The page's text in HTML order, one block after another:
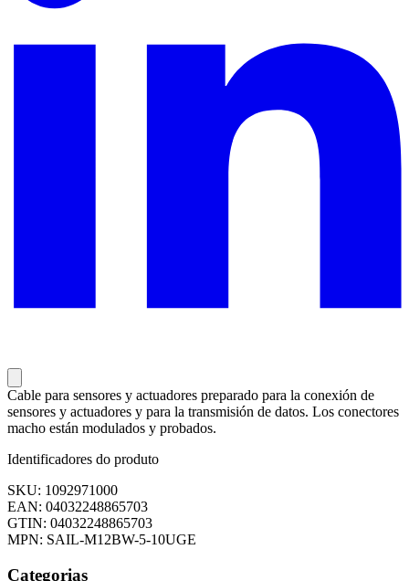
Cable para sensores y actuadores preparado para la conexión de
sensores y actuadores y para la transmisión de datos. Los conectores
macho están modulados y probados.
Identificadores do produto
SKU: 1092971000
EAN: 04032248865703
GTIN: 04032248865703
MPN: SAIL-M12BW-5-10UGE
Categorias